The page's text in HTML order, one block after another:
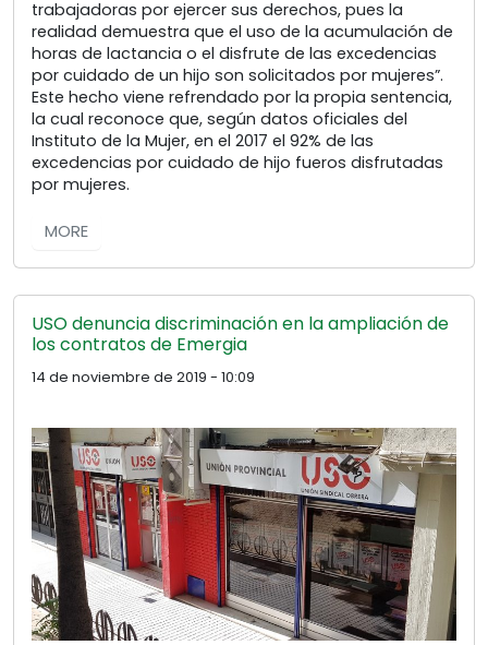
trabajadoras por ejercer sus derechos, pues la
realidad demuestra que el uso de la acumulación de
horas de lactancia o el disfrute de las excedencias
por cuidado de un hijo son solicitados por mujeres”.
Este hecho viene refrendado por la propia sentencia,
la cual reconoce que, según datos oficiales del
Instituto de la Mujer, en el 2017 el 92% de las
excedencias por cuidado de hijo fueros disfrutadas
por mujeres.
MORE
USO denuncia discriminación en la ampliación de
los contratos de Emergia
14 de noviembre de 2019 - 10:09